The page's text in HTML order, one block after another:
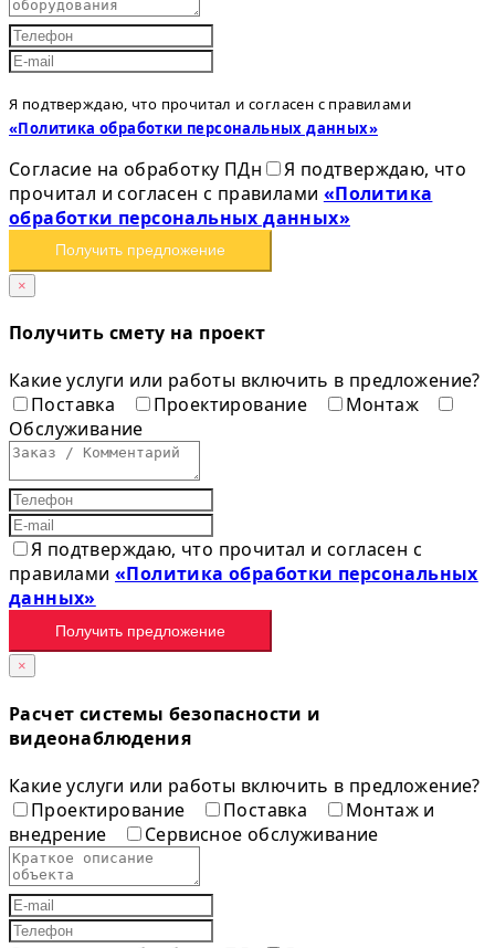
Я подтверждаю, что прочитал и согласен с правилами
«Политика обработки персональных данных»
Согласие на обработку ПДн
Я подтверждаю, что
прочитал и согласен с правилами «Политика
обработки персональных данных»
Получить предложение
×
Получить смету на проект
Какие услуги или работы включить в предложение?
Поставка
Проектирование
Монтаж
Обслуживание
Я подтверждаю, что прочитал и согласен с
правилами«Политика обработки персональных
данных»
Получить предложение
×
Расчет системы безопасности и
видеонаблюдения
Какие услуги или работы включить в предложение?
Проектирование
Поставка
Монтаж и
внедрение
Сервисное обслуживание